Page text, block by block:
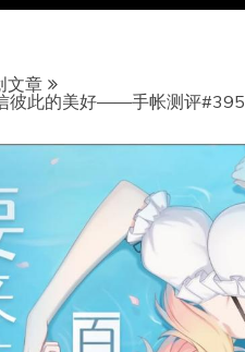
文章
彼此的美好——手帐测评#395